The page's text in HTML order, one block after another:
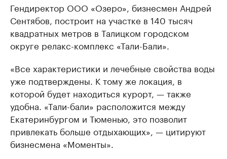
Гендиректор ООО «Озеро», бизнесмен Андрей
Сентябов, построит на участке в 140 тысяч
квадратных метров в Талицком городском
округе релакс-комплекс «Тали-Бали».
«Все характеристики и лечебные свойства воды
уже подтверждены. К тому же локация, в
которой будет находиться курорт, — также
удобна. «Тали-бали» расположится между
Екатеринбургом и Тюменью, это позволит
привлекать больше отдыхающих», — цитируют
бизнесмена «Моменты».